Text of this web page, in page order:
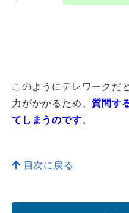
このようにテレワークだ
力がかかるため、質問す
てしまうのです。
目次に戻る